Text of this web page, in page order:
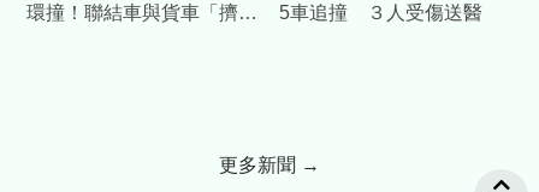
環撞！聯結車與貨車「擠成
5車追撞 ３人受傷送醫
更多新聞 →